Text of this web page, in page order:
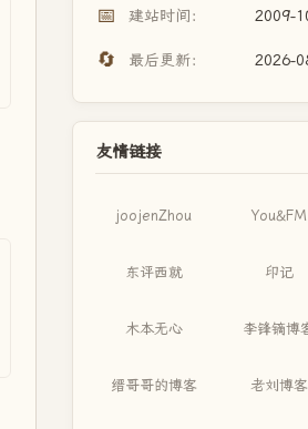
📅 建站时间： 2009-
🔄 最后更新： 2026-
友情链接
joojenZhou You&FM
东评西就 印记
木本无心 李锋镝博
缙哥哥的博客 老刘博客